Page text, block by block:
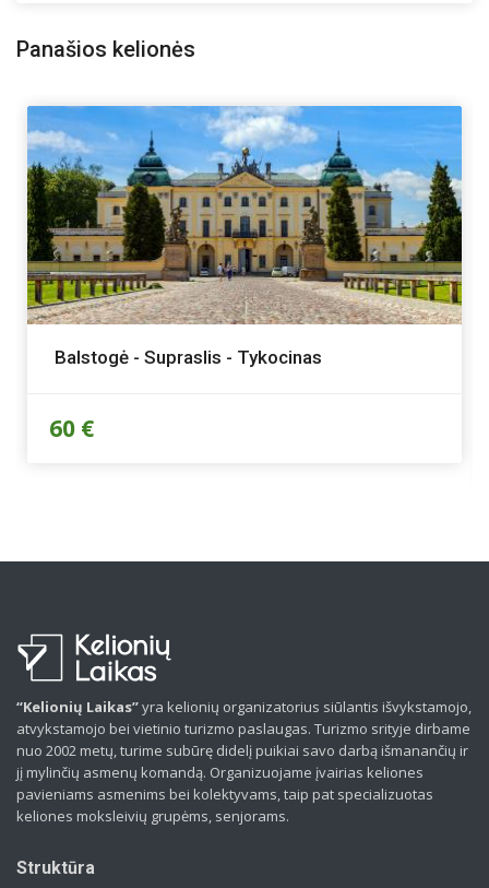
Panašios kelionės
Balstogė - Supraslis - Tykocinas
60 €
“Kelionių Laikas”yra kelionių organizatorius siūlantis išvykstamojo,
atvykstamojo bei vietinio turizmo paslaugas. Turizmo srityje dirbame
nuo 2002 metų, turime subūrę didelį puikiai savo darbą išmanančių ir
jį mylinčių asmenų komandą. Organizuojame įvairias keliones
pavieniams asmenims bei kolektyvams, taip pat specializuotas
keliones moksleivių grupėms, senjorams.
Struktūra